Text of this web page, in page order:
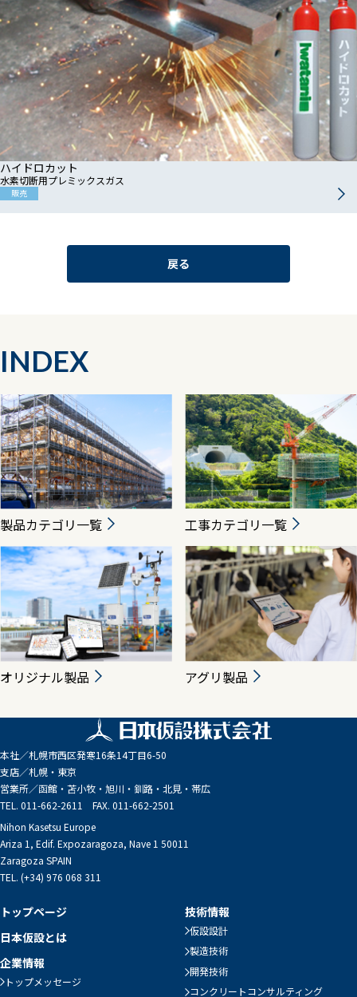
ハイドロカット
水素切断用プレミックスガス
販売
戻る
INDEX
製品カテゴリ一覧 工事カテゴリ一覧
オリジナル製品 アグリ製品
本社／札幌市西区発寒16条14丁目6-50
支店／札幌・東京
営業所／函館・苫小牧・旭川・釧路・北見・帯広
TEL. 011-662-2611 FAX. 011-662-2501
Nihon Kasetsu Europe
Ariza 1, Edif. Expozaragoza, Nave 1 50011
Zaragoza SPAIN
TEL. (+34) 976 068 311
トップページ
日本仮設とは
企業情報
トップメッセージ
技術情報
仮設設計
製造技術
開発技術
コンクリートコンサルティング